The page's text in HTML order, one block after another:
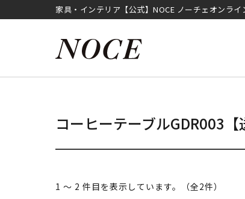
家具・インテリア【公式】NOCE ノーチェオンライ
コーヒーテーブルGDR003
1 ～ 2 件目を表示しています。（全2件）